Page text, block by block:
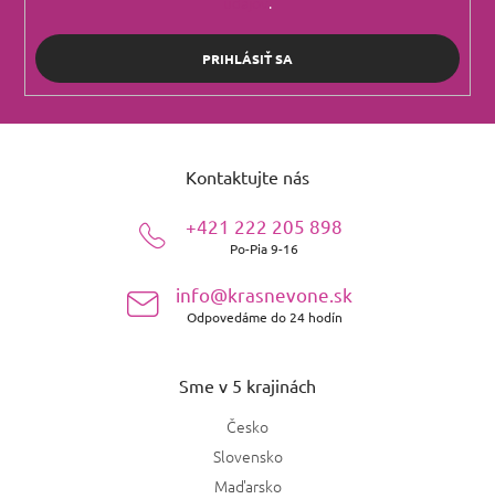
PRIHLÁSIŤ SA
Kontaktujte nás
+421 222 205 898
Po-Pia 9-16
info@krasnevone.sk
Odpovedáme do 24 hodín
Sme v 5 krajinách
Česko
Slovensko
Maďarsko